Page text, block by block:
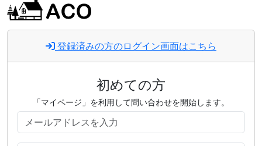
登録済みの方のログイン画面はこちら
初めての方
「マイページ」を利用して問い合わせを開始します。